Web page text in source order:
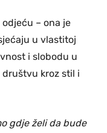
– ona je
u vlastitoj
i slobodu u
kroz stil i
gdje želi da bude